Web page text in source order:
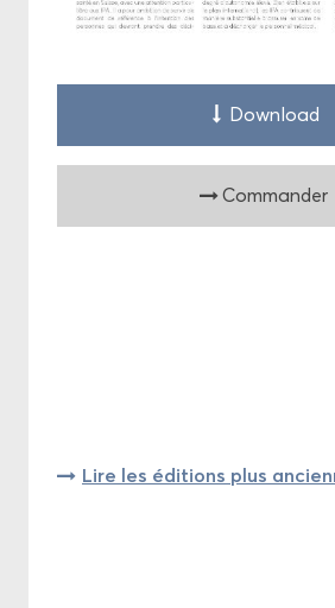
Down­load
Com­man­der
Lire les édi­tions plus